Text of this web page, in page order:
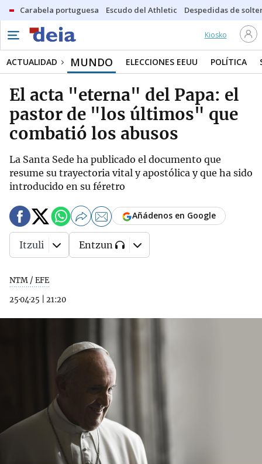
Carabela portuguesa Escudo del Athletic Despedidas de
Kiosko
ACTUALIDAD MUNDO ELECCIONES EEUU POLÍTICA
El acta "eterna" del Papa: el
pastor de "los últimos" que
combatió los abusos
La Santa Sede ha publicado el documento que
resume su trayectoria vital y apostólica y que ha sido
introducido en su féretro
NTM / EFE
25·04·25
21:20
Añádenos en Google
Itzuli Entzun